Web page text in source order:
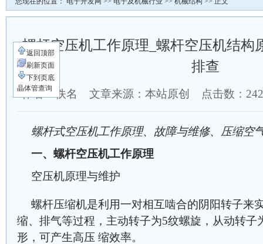
螺杆空压机工作原理_螺杆空压机结构
排查
作者：佚名 文章来源：本站原创 点击数：
螺杆式空压机工作原理、故障与维修、压缩空
一、螺杆空压机工作原理
空压机原理与维护
螺杆压缩机是利用一对相互啮合的阴阳转子来
缩、排气等过程，主动转子为5纹螺旋，从动转子
形，可产生高压 缩效率。
返回顶部
刷新页面
下到页底
晶体管查询